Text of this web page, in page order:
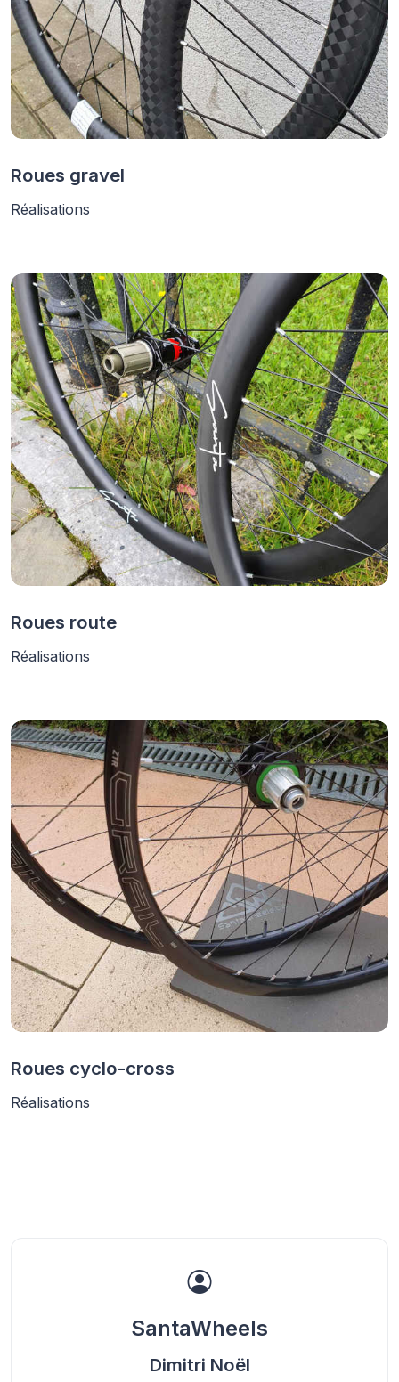
Roues gravel
Réalisations
Roues route
Réalisations
Roues cyclo-cross
Réalisations
SantaWheels
Dimitri Noël